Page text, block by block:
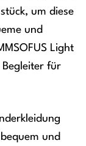
um diese
und
Light
Begleiter für
und